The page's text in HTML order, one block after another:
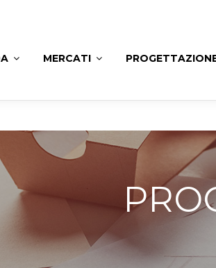
MERCATI